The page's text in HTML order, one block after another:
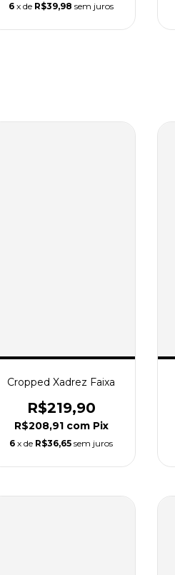
6 x de R$39,98 sem juros
Cropped Xadrez Faixa
R$219,90
R$208,91 com Pix
6 x de R$36,65 sem juros